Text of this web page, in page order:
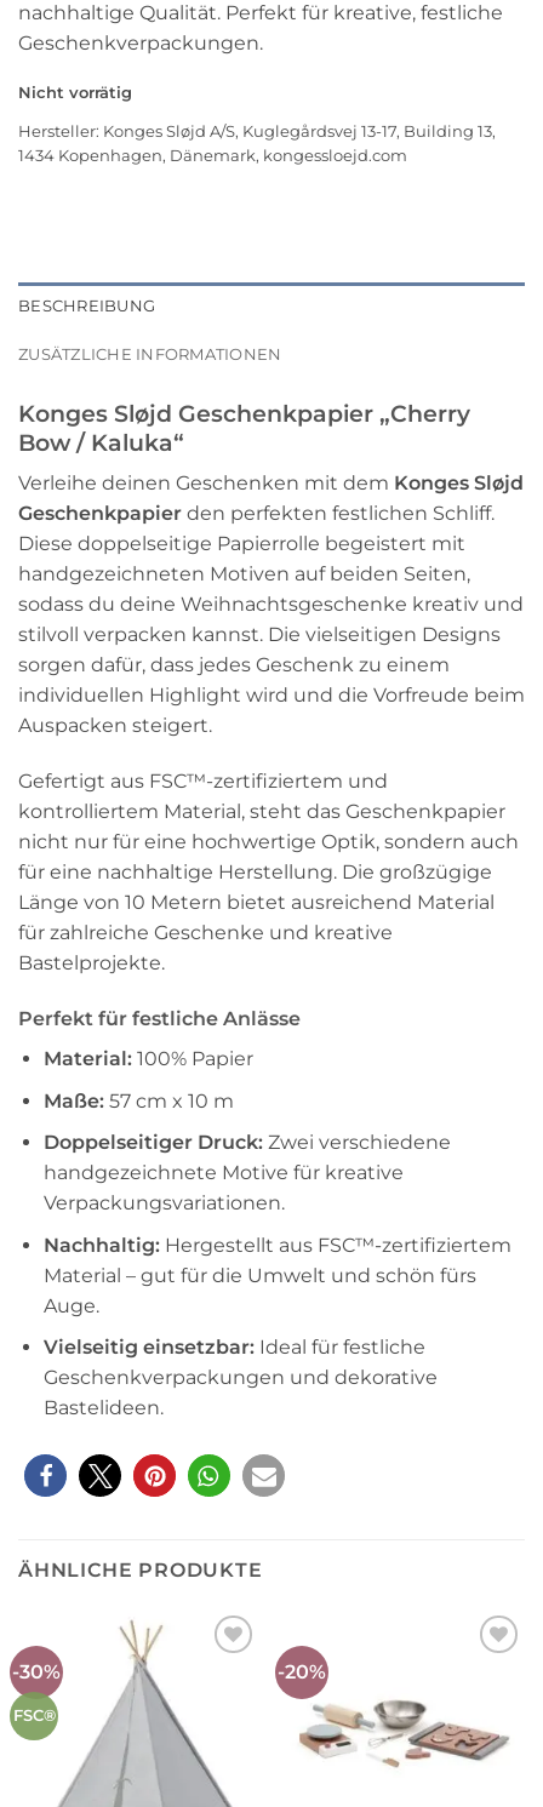
nachhaltige Qualität. Perfekt für kreative, festliche
Geschenkverpackungen.
Nicht vorrätig
Hersteller: Konges Sløjd A/S, Kuglegårdsvej 13-17, Building 13,
1434 Kopenhagen, Dänemark, kongessloejd.com
BESCHREIBUNG
ZUSÄTZLICHE INFORMATIONEN
Konges Sløjd Geschenkpapier „Cherry
Bow / Kaluka“
Verleihe deinen Geschenken mit dem Konges Sløjd
Geschenkpapier den perfekten festlichen Schliff.
Diese doppelseitige Papierrolle begeistert mit
handgezeichneten Motiven auf beiden Seiten,
sodass du deine Weihnachtsgeschenke kreativ und
stilvoll verpacken kannst. Die vielseitigen Designs
sorgen dafür, dass jedes Geschenk zu einem
individuellen Highlight wird und die Vorfreude beim
Auspacken steigert.
Gefertigt aus FSC™-zertifiziertem und
kontrolliertem Material, steht das Geschenkpapier
nicht nur für eine hochwertige Optik, sondern auch
für eine nachhaltige Herstellung. Die großzügige
Länge von 10 Metern bietet ausreichend Material
für zahlreiche Geschenke und kreative
Bastelprojekte.
Perfekt für festliche Anlässe
Material:100% Papier
Maße:57 cm x 10 m
Doppelseitiger Druck:Zwei verschiedene
handgezeichnete Motive für kreative
Verpackungsvariationen.
Nachhaltig:Hergestellt aus FSC™-zertifiziertem
Material – gut für die Umwelt und schön fürs
Auge.
Vielseitig einsetzbar:Ideal für festliche
Geschenkverpackungen und dekorative
Bastelideen.
ÄHNLICHE PRODUKTE
-30%
FSC®
Wunschliste
-20%